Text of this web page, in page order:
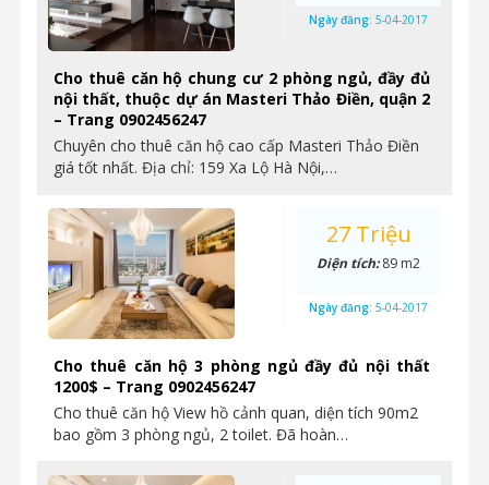
Cho thuê căn hộ chung cư 2 phòng ngủ, đầy đủ
nội thất, thuộc dự án Masteri Thảo Điền, quận 2
– Trang 0902456247
Chuyên cho thuê căn hộ cao cấp Masteri Thảo Điền
giá tốt nhất. Địa chỉ: 159 Xa Lộ Hà Nội,…
Ngày đăng: 5-04-2017
Cho thuê căn hộ 3 phòng ngủ đầy đủ nội thất
1200$ – Trang 0902456247
Cho thuê căn hộ View hồ cảnh quan, diện tích 90m2
bao gồm 3 phòng ngủ, 2 toilet. Đã hoàn…
27 Triệu
Diện tích:89 m2
Ngày đăng: 5-04-2017